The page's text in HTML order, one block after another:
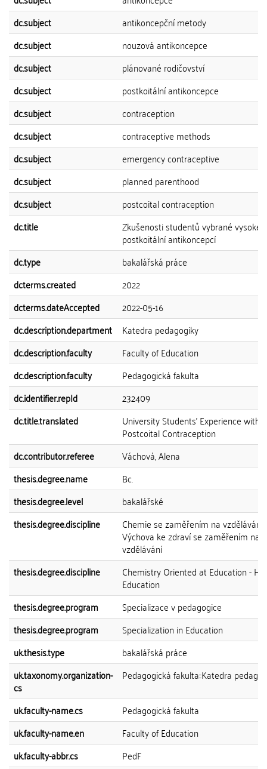
dc.subject
antikoncepční metody
dc.subject
nouzová antikoncepce
dc.subject
plánované rodičovství
dc.subject
postkoitální antikoncepce
dc.subject
contraception
dc.subject
contraceptive methods
dc.subject
emergency contraceptive
dc.subject
planned parenthood
dc.subject
postcoital contraception
dc.title
Zkušenosti studentů vybrané vysoké
postkoitální antikoncepcí
dc.type
bakalářská práce
dcterms.created
2022
dcterms.dateAccepted
2022-05-16
dc.description.department
Katedra pedagogiky
dc.description.faculty
Faculty of Education
dc.description.faculty
Pedagogická fakulta
dc.identifier.repId
232409
dc.title.translated
University Students' Experience with
Postcoital Contraception
dc.contributor.referee
Váchová, Alena
thesis.degree.name
Bc.
thesis.degree.level
bakalářské
thesis.degree.discipline
Chemie se zaměřením na vzdělávání -
Výchova ke zdraví se zaměřením na
vzdělávání
thesis.degree.discipline
Chemistry Oriented at Education -
Education
thesis.degree.program
Specializace v pedagogice
thesis.degree.program
Specialization in Education
uk.thesis.type
bakalářská práce
uk.taxonomy.organization-
cs
Pedagogická fakulta::Katedra
uk.faculty-name.cs
Pedagogická fakulta
uk.faculty-name.en
Faculty of Education
uk.faculty-abbr.cs
PedF